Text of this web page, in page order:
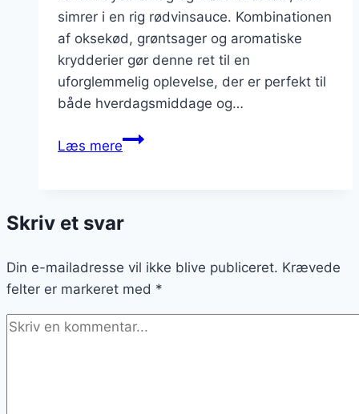
simrer i en rig rødvinsauce. Kombinationen
af oksekød, grøntsager og aromatiske
krydderier gør denne ret til en
uforglemmelig oplevelse, der er perfekt til
både hverdagsmiddage og…
Læs mereUforglemmelig
aromatiske
Skriv et svar
Din e-mailadresse vil ikke blive publiceret. Krævede
felter er markeret med *